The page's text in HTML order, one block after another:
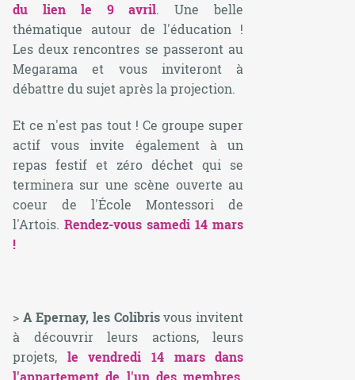
du lien le 9 avril. Une belle
thématique autour de l'éducation !
Les deux rencontres se passeront au
Megarama et vous inviteront à
débattre du sujet après la projection.
Et ce n'est pas tout ! Ce groupe super
actif vous invite également à un
repas festif et zéro déchet qui se
terminera sur une scène ouverte au
coeur de l'École Montessori de
l'Artois.Rendez-vous samedi 14 mars
!
> A Epernay, les Colibrisvous invitent
à découvrir leurs actions, leurs
projets, le vendredi 14 mars dans
l'appartement de l'un des membres